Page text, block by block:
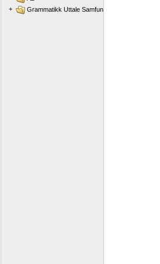
+
Grammatikk Uttale Samfunnskunnskap